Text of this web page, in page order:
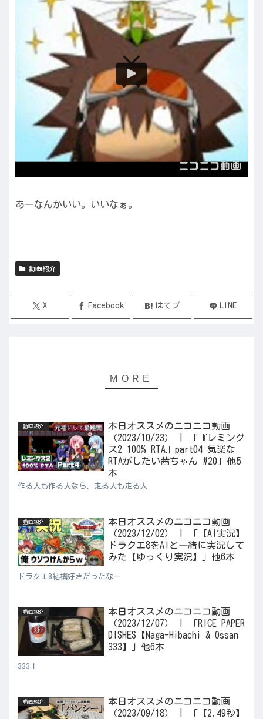
あーなんかいい。いいなぁ。
動画紹介
X Facebook はてブ LINE
動画紹介
本日オススメのニコニコ動画
（2023/10/23） | 「『レミング
ス2 100% RTA』part04 気楽な
RTAがしたい茜ちゃん #20」他5
本
作る人も作る人なら、走る人も走る人
動画紹介
本日オススメのニコニコ動画
（2023/12/02） | 「【AI実況】
ドラクエ8をAIと一緒に実況して
みた【ゆっくり実況】」他6本
ドラクエ8結構好きだったなー
動画紹介
本日オススメのニコニコ動画
（2023/12/07） | 「RICE PAPER
DISHES【Naga-Hibachi & Ossan
333】」他6本
333！
動画紹介
本日オススメのニコニコ動画
（2023/09/18） | 「【2.49秒】